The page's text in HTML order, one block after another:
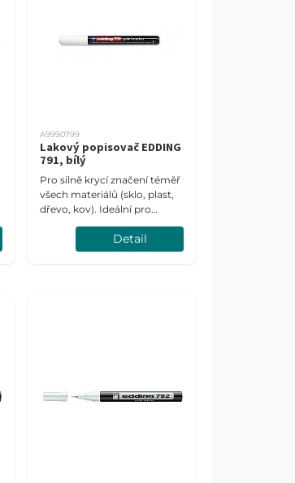
A9990799
Lakový popisovač EDDING
791, bílý
Pro silně krycí značení téměř
všech materiálů (sklo, plast,
dřevo, kov). Ideální pro
tmavé a průsvitné materiály.
Šíře stopy 1-2 mm.Detail